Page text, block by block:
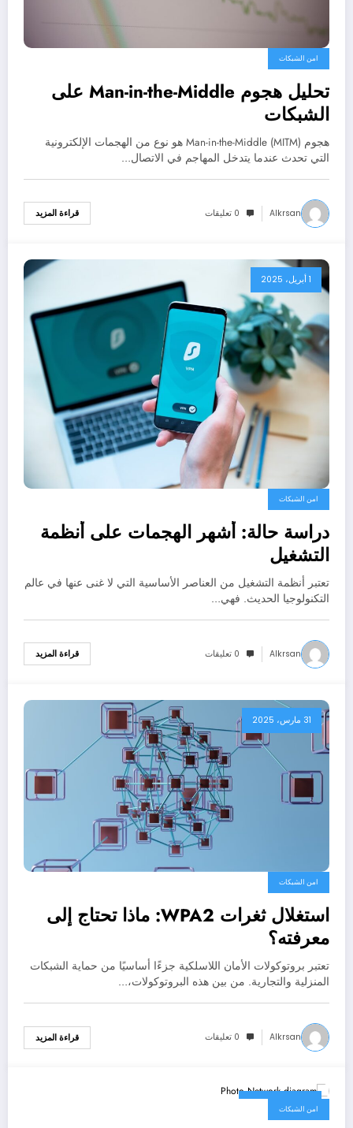
امن الشبكات
تحليل هجوم Man-in-the-Middle على
الشبكات
هجوم Man-in-the-Middle (MITM) هو نوع من الهجمات الإلكترونية
التي تحدث عندما يتدخل المهاجم في الاتصال…
Alkrsan 0 تعليقات قراءة المزيد
1 أبريل، 2025
امن الشبكات
دراسة حالة: أشهر الهجمات على أنظمة
التشغيل
تعتبر أنظمة التشغيل من العناصر الأساسية التي لا غنى عنها في عالم
التكنولوجيا الحديث. فهي…
Alkrsan 0 تعليقات قراءة المزيد
31 مارس، 2025
امن الشبكات
استغلال ثغرات WPA2: ماذا تحتاج إلى
معرفته؟
تعتبر بروتوكولات الأمان اللاسلكية جزءًا أساسيًا من حماية الشبكات
المنزلية والتجارية. من بين هذه البروتوكولات،…
Alkrsan 0 تعليقات قراءة المزيد
30 مارس، 2025
امن الشبكات